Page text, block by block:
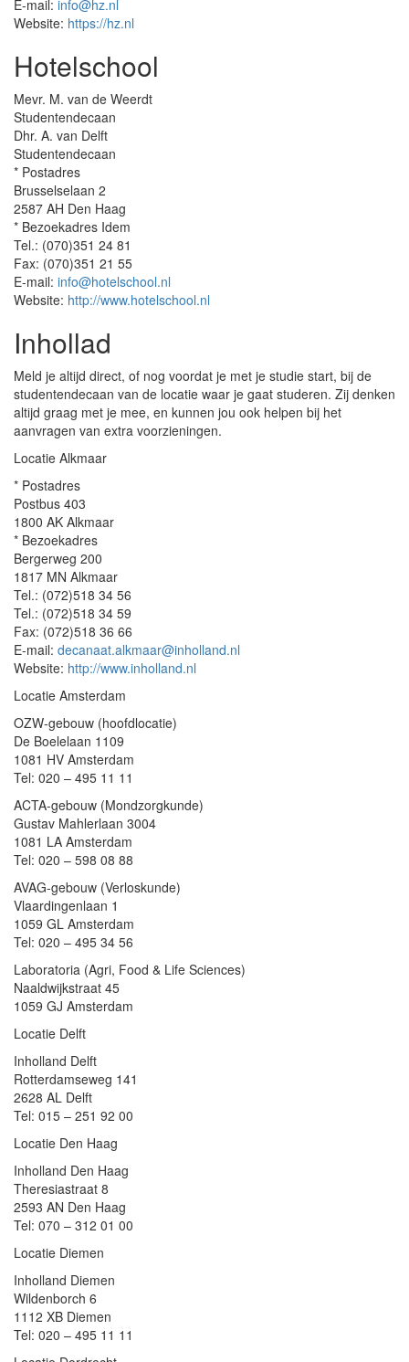
E-mail: info@hz.nl
Website: https://hz.nl
Hotelschool
Mevr. M. van de Weerdt
Studentendecaan
Dhr. A. van Delft
Studentendecaan
* Postadres
Brusselselaan 2
2587 AH Den Haag
* Bezoekadres Idem
Tel.: (070)351 24 81
Fax: (070)351 21 55
E-mail: info@hotelschool.nl
Website: http://www.hotelschool.nl
Inhollad
Meld je altijd direct, of nog voordat je met je studie start, bij de
studentendecaan van de locatie waar je gaat studeren. Zij denken
altijd graag met je mee, en kunnen jou ook helpen bij het
aanvragen van extra voorzieningen.
Locatie Alkmaar
* Postadres
Postbus 403
1800 AK Alkmaar
* Bezoekadres
Bergerweg 200
1817 MN Alkmaar
Tel.: (072)518 34 56
Tel.: (072)518 34 59
Fax: (072)518 36 66
E-mail: decanaat.alkmaar@inholland.nl
Website: http://www.inholland.nl
Locatie Amsterdam
OZW-gebouw (hoofdlocatie)
De Boelelaan 1109
1081 HV Amsterdam
Tel: 020 – 495 11 11
ACTA-gebouw (Mondzorgkunde)
Gustav Mahlerlaan 3004
1081 LA Amsterdam
Tel: 020 – 598 08 88
AVAG-gebouw (Verloskunde)
Vlaardingenlaan 1
1059 GL Amsterdam
Tel: 020 – 495 34 56
Laboratoria (Agri, Food & Life Sciences)
Naaldwijkstraat 45
1059 GJ Amsterdam
Locatie Delft
Inholland Delft
Rotterdamseweg 141
2628 AL Delft
Tel: 015 – 251 92 00
Locatie Den Haag
Inholland Den Haag
Theresiastraat 8
2593 AN Den Haag
Tel: 070 – 312 01 00
Locatie Diemen
Inholland Diemen
Wildenborch 6
1112 XB Diemen
Tel: 020 – 495 11 11